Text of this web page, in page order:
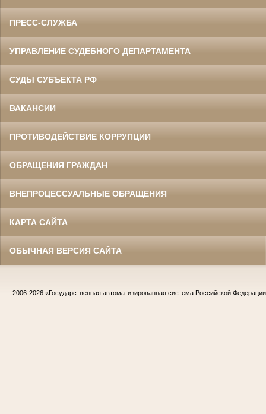
ПРЕСС-СЛУЖБА
УПРАВЛЕНИЕ СУДЕБНОГО ДЕПАРТАМЕНТА
СУДЫ СУБЪЕКТА РФ
ВАКАНСИИ
ПРОТИВОДЕЙСТВИЕ КОРРУПЦИИ
ОБРАЩЕНИЯ ГРАЖДАН
ВНЕПРОЦЕССУАЛЬНЫЕ ОБРАЩЕНИЯ
КАРТА САЙТА
ОБЫЧНАЯ ВЕРСИЯ САЙТА
2006-2026 «Государственная автоматизированная система Российской